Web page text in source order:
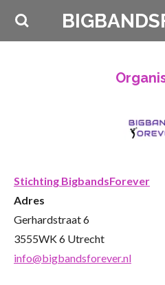
Ga
Stichting BigbandsForever
Adres
Gerhardstraat 6
3555WK 6 Utrecht
info@bigbandsforever.nl